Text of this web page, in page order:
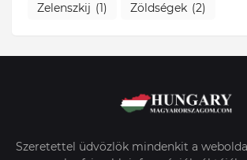
Zelenszkij (1) Zöldségek (2)
Szeretettel üdvözlök mindenkit a